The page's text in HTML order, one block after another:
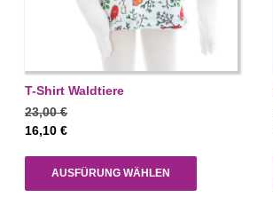
T-Shirt Waldtiere
23,00€
16,10€
AUSFÜRUNG WÄHLEN